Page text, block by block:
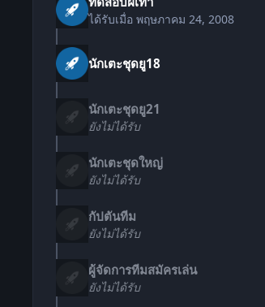
ได้รับเมื่อ พฤษภาคม 24, 2008
นักเตะชุดยู18
นักเตะชุดยู21
ยังไม่ได้รับ
นักเตะชุดใหญ่
ยังไม่ได้รับ
กัปตันทีม
ยังไม่ได้รับ
ผู้จัดการทีมสมัครเล่น
ยังไม่ได้รับ